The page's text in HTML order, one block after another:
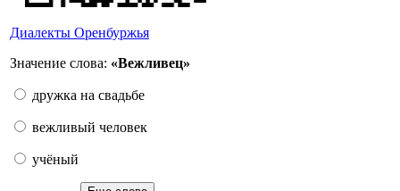
Диалекты Оренбуржья
Значение слова: «Вежливец»
дружка на свадьбе
вежливый человек
учёный